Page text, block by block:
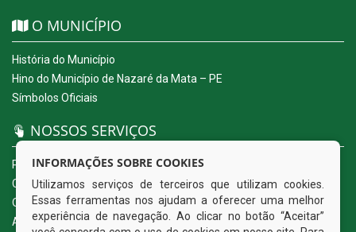
O MUNICÍPIO
História do Município
Hino do Município de Nazaré da Mata – PE
Símbolos Oficiais
NOSSOS SERVIÇOS
Portal da Transparência
Carta de Serviços ao Usuário
Ouvidoria Eletrônica
Acesso a Informação (eSIC)
INFORMAÇÕES SOBRE COOKIES
Utilizamos serviços de terceiros que utilizam cookies.
Essas ferramentas nos ajudam a oferecer uma melhor
experiência de navegação. Ao clicar no botão “Aceitar”